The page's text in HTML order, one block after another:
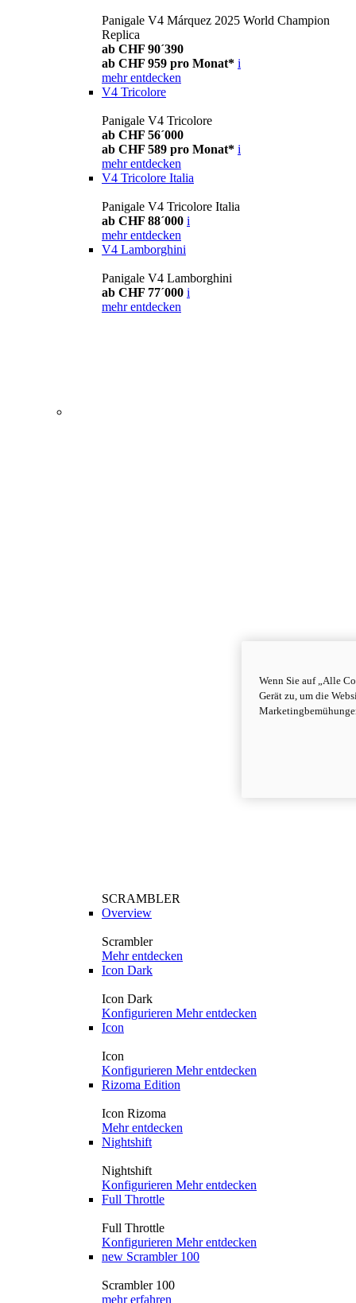
Panigale V4 Márquez 2025 World Champion
Replica
ab CHF 90´390
ab CHF 959 pro Monat* i
mehr entdecken
V4 Tricolore
Panigale V4 Tricolore
ab CHF 56´000
ab CHF 589 pro Monat* i
mehr entdecken
V4 Tricolore Italia
Panigale V4 Tricolore Italia
ab CHF 88´000 i
mehr entdecken
V4 Lamborghini
Panigale V4 Lamborghini
ab CHF 77´000 i
mehr entdecken
SCRAMBLER
Overview
Scrambler
Mehr entdecken
Icon Dark
Icon Dark
Konfigurieren Mehr entdecken
Icon
Icon
Konfigurieren Mehr entdecken
Rizoma Edition
Icon Rizoma
Mehr entdecken
Nightshift
Nightshift
Konfigurieren Mehr entdecken
Full Throttle
Full Throttle
Konfigurieren Mehr entdecken
new Scrambler 100
Scrambler 100
mehr erfahren
Wenn Sie auf „Alle
Gerät zu, um die